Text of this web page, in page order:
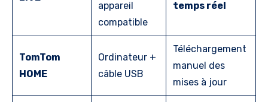
appareil
compatible
temps réel
TomTom
HOME
Ordinateur +
câble USB
Téléchargement
manuel des
mises à jour